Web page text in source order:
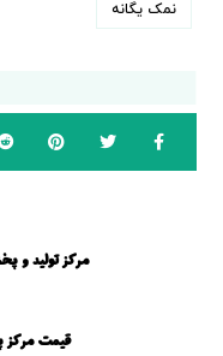
نمک یگانه
مرکز تولید و
قیمت مرکز